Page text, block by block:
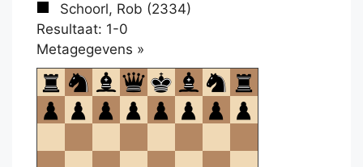
Schoorl, Rob (2334)
Resultaat: 1-0
Metagegevens »
om
te
openen.